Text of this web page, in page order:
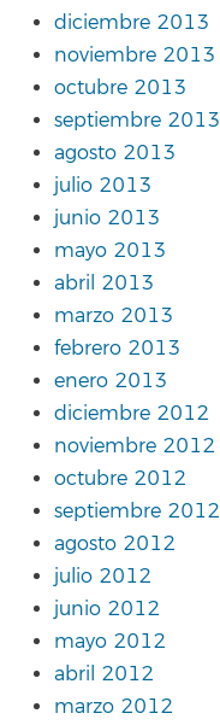
diciembre 2013
noviembre 2013
octubre 2013
septiembre 2013
agosto 2013
julio 2013
junio 2013
mayo 2013
abril 2013
marzo 2013
febrero 2013
enero 2013
diciembre 2012
noviembre 2012
octubre 2012
septiembre 2012
agosto 2012
julio 2012
junio 2012
mayo 2012
abril 2012
marzo 2012